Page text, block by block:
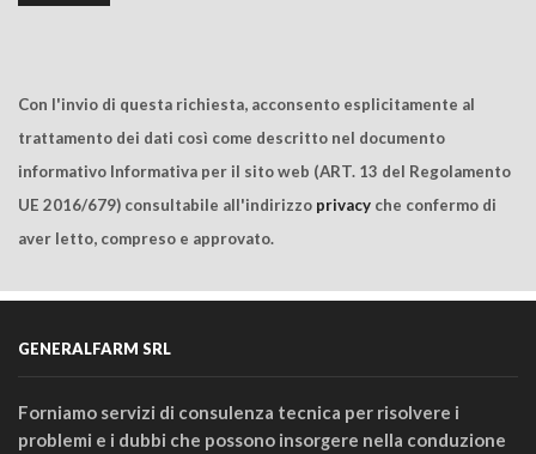
Con l'invio di questa richiesta, acconsento esplicitamente al
trattamento dei dati così come descritto nel documento
informativo Informativa per il sito web (ART. 13 del Regolamento
UE 2016/679) consultabile all'indirizzo privacy che confermo di
aver letto, compreso e approvato.
GENERALFARM SRL
Forniamo servizi di consulenza tecnica per risolvere i
problemi e i dubbi che possono insorgere nella conduzione